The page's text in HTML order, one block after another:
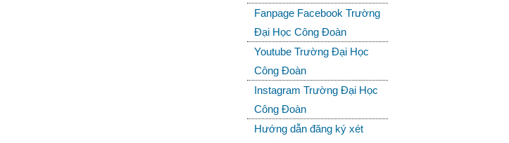
Fanpage Facebook Trường
Đại Học Công Đoàn
Youtube Trường Đại Học
Công Đoàn
Instagram Trường Đại Học
Công Đoàn
Hướng dẫn đăng ký xét